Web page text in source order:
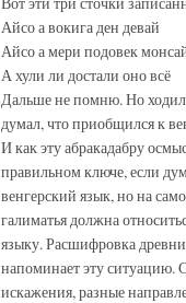
Айсо а вокига ден девай
Айсо а мери подовек
А хули ли достали оно всё
Дальше не помню. Но
думал, что приобщился к
И как эту абракадабру
правильном ключе, если
венгерский язык, но на
галиматья должна
языку. Расшифровка
напоминает эту ситуацию.
искажения, разные